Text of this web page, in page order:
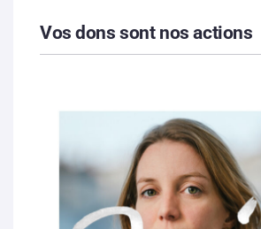
Vos dons sont nos actions